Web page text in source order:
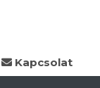
Kapcsolat